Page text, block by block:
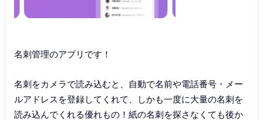
名刺管理のアプリです！
名刺をカメラで読み込むと、自動で名前や電話番号・メー
ルアドレスを登録してくれて、しかも一度に大量の名刺を
読み込んでくれる優れもの！紙の名刺を探さなくても後か